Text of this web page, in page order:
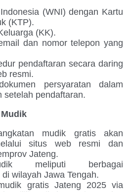
(WNI) dengan Kartu
(KTP).
(KK).
dan nomor telepon yang
pendaftaran secara daring
resmi.
persyaratan dalam
setelah pendaftaran.
mudik gratis akan
situs web resmi dan
Jateng.
meliputi berbagai
wilayah Jawa Tengah.
gratis Jateng 2025 via